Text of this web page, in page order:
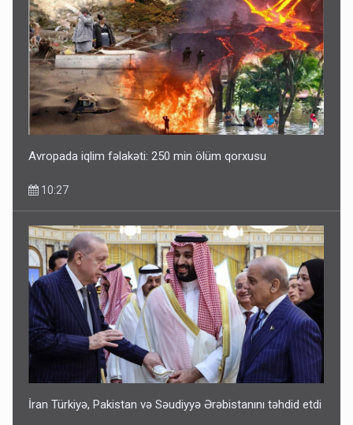
Avropada iqlim fəlakəti: 250 min ölüm qorxusu
10:27
İran Türkiyə, Pakistan və Səudiyyə Ərəbistanını təhdid etdi